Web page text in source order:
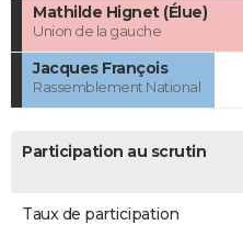
Mathilde Hignet (Élue)
Union de la gauche
Jacques François
Rassemblement National
Participation au scrutin
Taux de participation